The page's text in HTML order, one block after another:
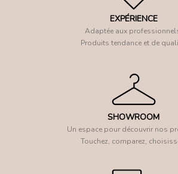
EXPÉRIENCE
Adaptée aux
Produits tendance et de
SHOWROOM
Un espace pour découvrir nos
Touchez, comparez,